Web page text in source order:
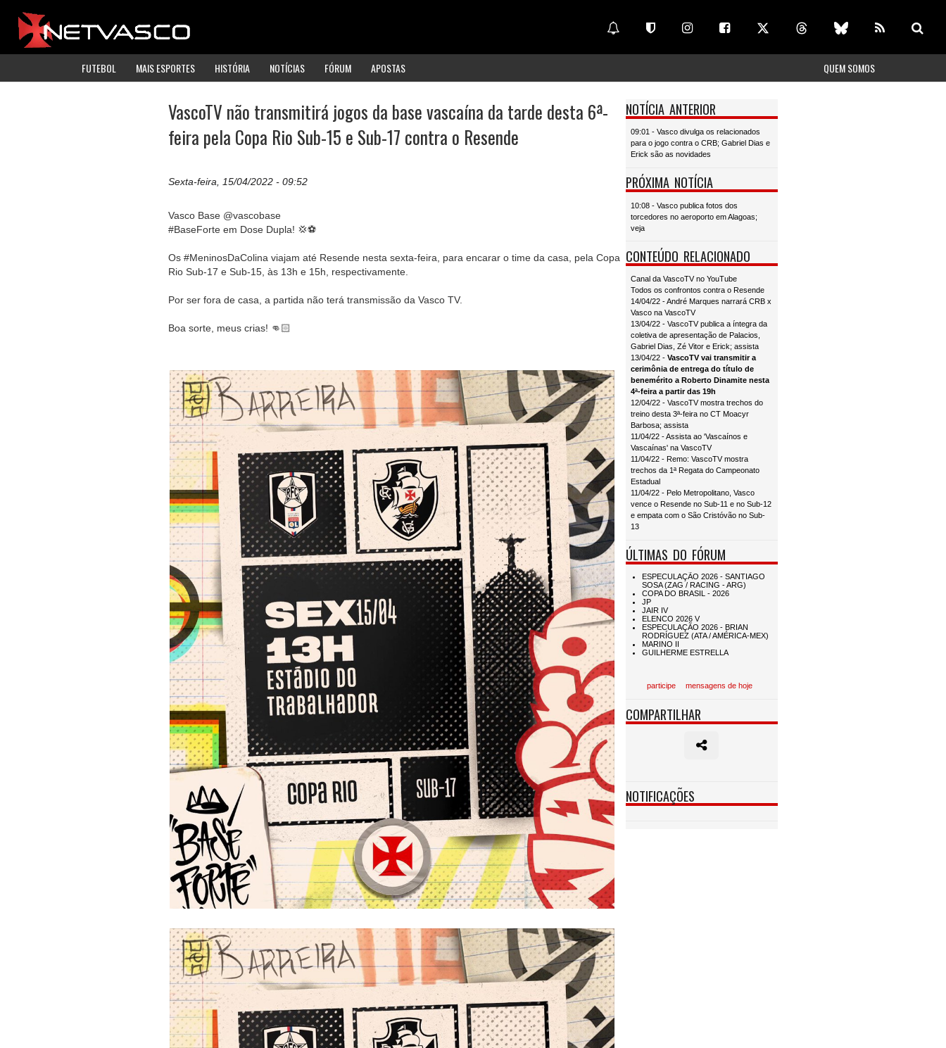
FUTEBOL MAIS ESPORTES HISTÓRIA NOTÍCIAS FÓRUM APOSTAS QUEM SOMOS
VascoTV não transmitirá jogos da base vascaína da tarde desta 6ª-
feira pela Copa Rio Sub-15 e Sub-17 contra o Resende
Sexta-feira, 15/04/2022 - 09:52
Vasco Base @vascobase
#BaseForte em Dose Dupla! 💢⚽️
Os #MeninosDaColina viajam até Resende nesta sexta-feira, para encarar o time da casa, pela Copa
Rio Sub-17 e Sub-15, às 13h e 15h, respectivamente.
Por ser fora de casa, a partida não terá transmissão da Vasco TV.
Boa sorte, meus crias! 👊🏻
NOTÍCIA ANTERIOR
09:01 - Vasco divulga os relacionados
para o jogo contra o CRB; Gabriel Dias e
Erick são as novidades
PRÓXIMA NOTÍCIA
10:08 - Vasco publica fotos dos
torcedores no aeroporto em Alagoas;
veja
CONTEÚDO RELACIONADO
Canal da VascoTV no YouTube
Todos os confrontos contra o Resende
14/04/22 - André Marques narrará CRB x
Vasco na VascoTV
13/04/22 - VascoTV publica a íntegra da
coletiva de apresentação de Palacios,
Gabriel Dias, Zé Vitor e Erick; assista
13/04/22 - VascoTV vai transmitir a
cerimônia de entrega do título de
benemérito a Roberto Dinamite nesta
4ª-feira a partir das 19h
12/04/22 - VascoTV mostra trechos do
treino desta 3ª-feira no CT Moacyr
Barbosa; assista
11/04/22 - Assista ao 'Vascaínos e
Vascaínas' na VascoTV
11/04/22 - Remo: VascoTV mostra
trechos da 1ª Regata do Campeonato
Estadual
11/04/22 - Pelo Metropolitano, Vasco
vence o Resende no Sub-11 e no Sub-12
e empata com o São Cristóvão no Sub-
13
ÚLTIMAS DO FÓRUM
participe mensagens de hoje
COMPARTILHAR
NOTIFICAÇÕES